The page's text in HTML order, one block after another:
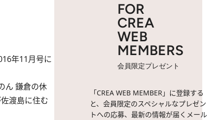
年11月号に
ん 鎌倉の休
渡島に住む
FOR
CREA
WEB
MEMBERS
会員限定プレゼント
「CREA WEB MEMBER」に登録する
と、会員限定のスペシャルなプレゼン
トへの応募、最新の情報が届くメール